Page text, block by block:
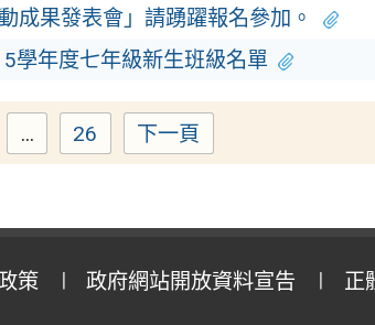
成果發表會」請踴躍報名參加。
學年度七年級新生班級名單
... Page
26 下一頁
策 政府網站開放資料宣告 正